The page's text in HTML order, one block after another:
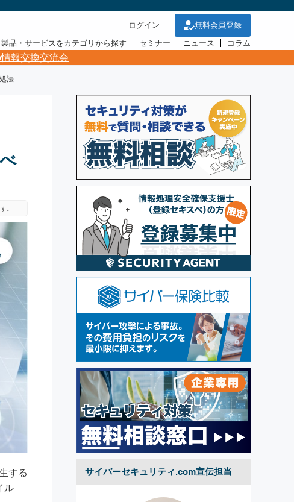
ログイン
無料会員登録
製品・サービスをカテゴリから探す
セミナー ニュース コラム
報交換交流会
法
。
する
ル
サイバーセキュリティ.com宣伝担当